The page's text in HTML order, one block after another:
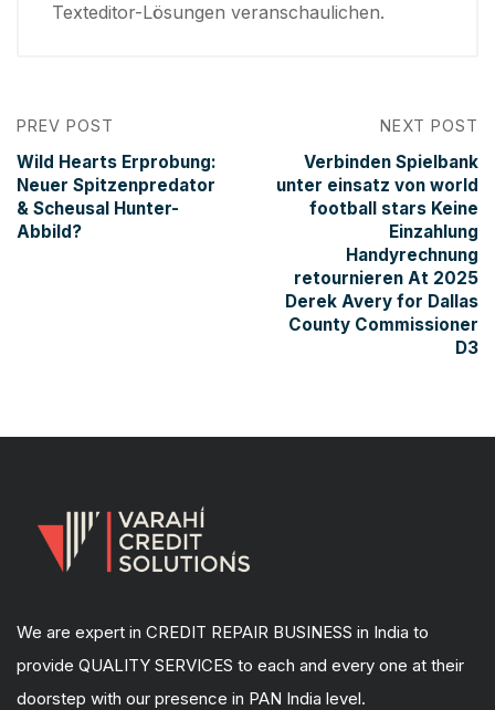
Texteditor-Lösungen veranschaulichen.
PREV POST
Wild Hearts Erprobung:
Neuer Spitzenpredator
& Scheusal Hunter-
Abbild?
NEXT POST
Verbinden Spielbank
unter einsatz von world
football stars Keine
Einzahlung
Handyrechnung
retournieren At 2025
Derek Avery for Dallas
County Commissioner
D3
We are expert in CREDIT REPAIR BUSINESS in India to
provide QUALITY SERVICES to each and every one at their
doorstep with our presence in PAN India level.